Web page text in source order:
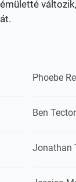
Phoebe
Ben Tector
Jonathan